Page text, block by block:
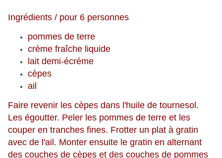
Ingrédients / pour 6 personnes
pommes de terre
crème fraîche liquide
lait demi-écréme
cèpes
ail
Faire revenir les cèpes dans l'huile de tournesol.
Les égoutter. Peler les pommes de terre et les
couper en tranches fines. Frotter un plat à gratin
avec de l'ail. Monter ensuite le gratin en alternant
des couches de cèpes et des couches de pommes